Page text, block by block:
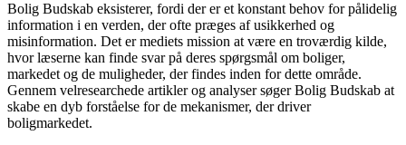
Bolig Budskab eksisterer, fordi der er et konstant behov for pålidelig
information i en verden, der ofte præges af usikkerhed og
misinformation. Det er mediets mission at være en troværdig kilde,
hvor læserne kan finde svar på deres spørgsmål om boliger,
markedet og de muligheder, der findes inden for dette område.
Gennem velresearchede artikler og analyser søger Bolig Budskab at
skabe en dyb forståelse for de mekanismer, der driver
boligmarkedet.